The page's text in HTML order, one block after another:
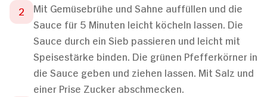
Mit Gemüsebrühe und Sahne auffüllen und die
Sauce für 5 Minuten leicht köcheln lassen. Die
Sauce durch ein Sieb passieren und leicht mit
Speisestärke binden. Die grünen Pfefferkörner in
die Sauce geben und ziehen lassen. Mit Salz und
einer Prise Zucker abschmecken.